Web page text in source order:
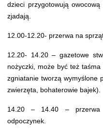
dzieci przygotowują
zjadają.
12.00-12.20- przerwa na
12.20- 14.20 – gazetowe
nożyczki, może być też
zgniatanie tworzą wymyślone
zwierzęta, bohaterowie bajek).
14.20 – 14.40 –
odpoczynek.